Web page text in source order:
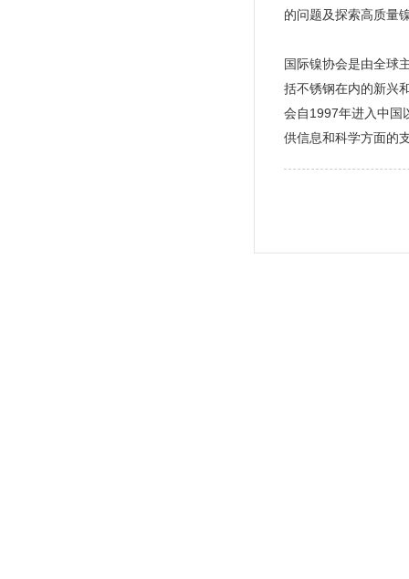
的问题及探索高质量
国际镍协会是由全球
括不锈钢在内的新兴
会自1997年进入中国
供信息和科学方面的